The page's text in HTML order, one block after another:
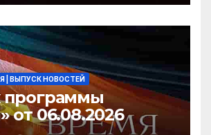
| ВЫПУСК НОВОСТЕЙ
программы
от 06.08.2026